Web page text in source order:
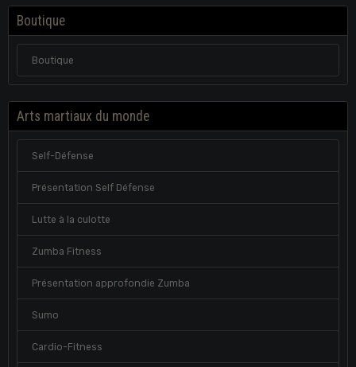
Boutique
Boutique
Arts martiaux du monde
Self-Défense
Présentation Self Défense
Lutte à la culotte
Zumba Fitness
Présentation approfondie Zumba
Sumo
Cardio-Fitness